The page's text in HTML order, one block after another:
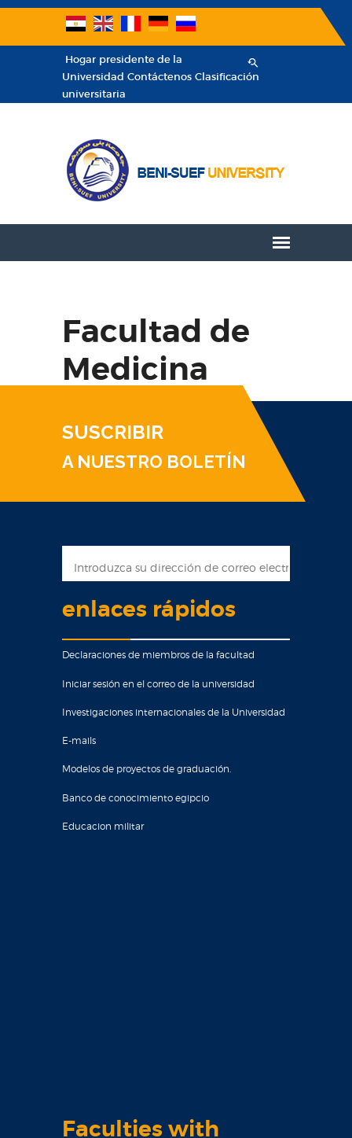
Hogar presidente de la
Universidad Contáctenos Clasificación
universitaria
Facultad de
Medicina
SUSCRIBIR
A NUESTRO BOLETÍN
enlaces rápidos
Declaraciones de miembros de la facultad
Iniciar sesión en el correo de la universidad
Investigaciones internacionales de la Universidad
E-mails
Modelos de proyectos de graduación.
Banco de conocimiento egipcio
Educacion militar
Faculties with